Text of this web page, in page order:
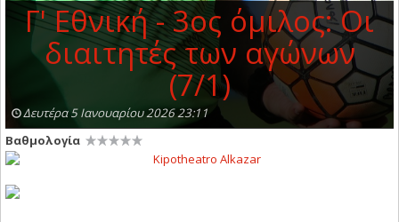
Γ' Εθνική - 3ος όμιλος: Οι
διαιτητές των αγώνων
(7/1)
Δευτέρα 5 Ιανουαρίου 2026 23:11
Βαθμολογία